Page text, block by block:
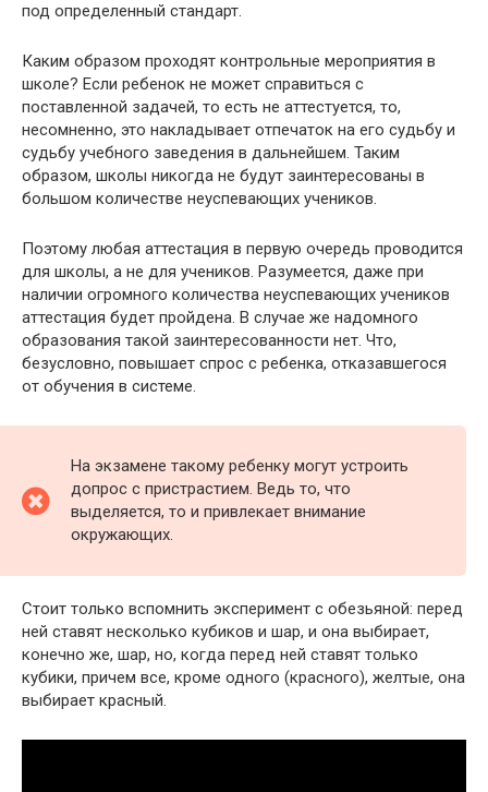
под определенный стандарт.
Каким образом проходят контрольные мероприятия в
школе? Если ребенок не может справиться с
поставленной задачей, то есть не аттестуется, то,
несомненно, это накладывает отпечаток на его судьбу и
судьбу учебного заведения в дальнейшем. Таким
образом, школы никогда не будут заинтересованы в
большом количестве неуспевающих учеников.
Поэтому любая аттестация в первую очередь проводится
для школы, а не для учеников. Разумеется, даже при
наличии огромного количества неуспевающих учеников
аттестация будет пройдена. В случае же надомного
образования такой заинтересованности нет. Что,
безусловно, повышает спрос с ребенка, отказавшегося
от обучения в системе.
На экзамене такому ребенку могут устроить
допрос с пристрастием. Ведь то, что
выделяется, то и привлекает внимание
окружающих.
Стоит только вспомнить эксперимент с обезьяной: перед
ней ставят несколько кубиков и шар, и она выбирает,
конечно же, шар, но, когда перед ней ставят только
кубики, причем все, кроме одного (красного), желтые, она
выбирает красный.